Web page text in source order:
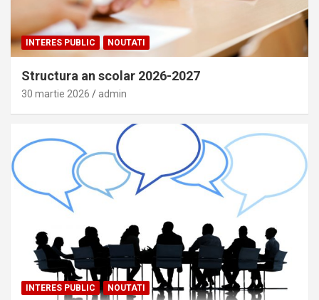
INTERES PUBLIC NOUTATI
Structura an scolar 2026-2027
30 martie 2026 admin
INTERES PUBLIC NOUTATI